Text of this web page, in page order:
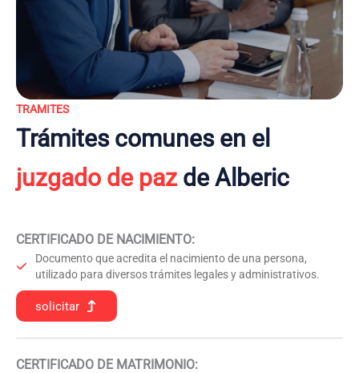
TRAMITES
Trámites comunes en el
juzgado de pazde Alberic
CERTIFICADO DE NACIMIENTO:
Documento que acredita el nacimiento de una persona,
utilizado para diversos trámites legales y administrativos.
solicitar
CERTIFICADO DE MATRIMONIO: